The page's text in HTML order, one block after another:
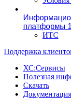
платформы
ИТС
Поддержка
ХС:Сервисы
Полезная
Скачать
Документация